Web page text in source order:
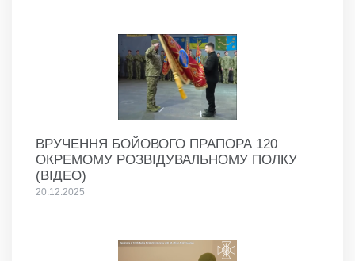
ВРУЧЕННЯ БОЙОВОГО ПРАПОРА 120
ОКРЕМОМУ РОЗВІДУВАЛЬНОМУ ПОЛКУ
(ВІДЕО)
20.12.2025